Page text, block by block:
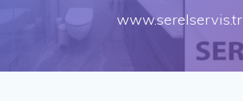
www.serelservis.tr